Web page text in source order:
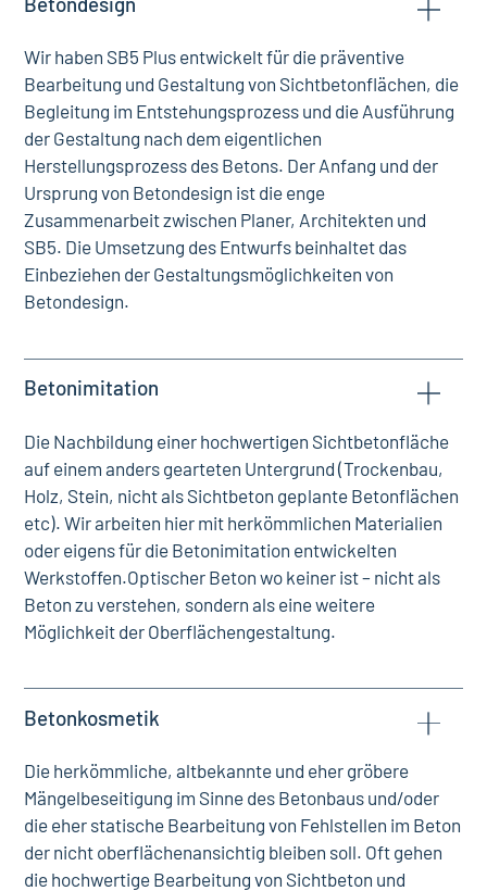
Wir haben SB5 Plus entwickelt für die präventive
Bearbeitung und Gestaltung von Sichtbetonflächen, die
Begleitung im Entstehungsprozess und die Ausführung
der Gestaltung nach dem eigentlichen
Herstellungsprozess des Betons. Der Anfang und der
Ursprung von Betondesign ist die enge
Zusammenarbeit zwischen Planer, Architekten und
SB5. Die Umsetzung des Entwurfs beinhaltet das
Einbeziehen der Gestaltungsmöglichkeiten von
Betondesign.
Betonimitation
Die Nachbildung einer hochwertigen Sichtbetonfläche
auf einem anders gearteten Untergrund (Trockenbau,
Holz, Stein, nicht als Sichtbeton geplante Betonflächen
etc). Wir arbeiten hier mit herkömmlichen Materialien
oder eigens für die Betonimitation entwickelten
Werkstoffen.Optischer Beton wo keiner ist – nicht als
Beton zu verstehen, sondern als eine weitere
Möglichkeit der Oberflächengestaltung.
Betonkosmetik
Die herkömmliche, altbekannte und eher gröbere
Mängelbeseitigung im Sinne des Betonbaus und/oder
die eher statische Bearbeitung von Fehlstellen im Beton
der nicht oberflächenansichtig bleiben soll. Oft gehen
die hochwertige Bearbeitung von Sichtbeton und